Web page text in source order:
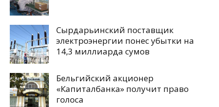
Сырдарьинский поставщик
электроэнергии понес убытки на
14,3 миллиарда сумов
Бельгийский акционер
«Капиталбанка» получит право
голоса